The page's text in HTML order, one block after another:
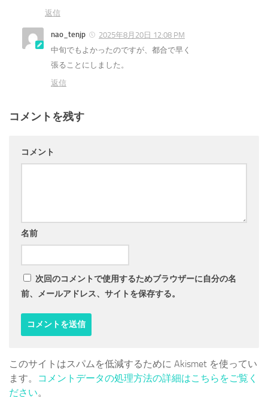
返信
nao_tenjp
2025年8月20日 12:08 PM
中旬でもよかったのですが、都合で早く
張ることにしました。
返信
コメントを残す
コメント
名前
次回のコメントで使用するためブラウザーに自分の名
前、メールアドレス、サイトを保存する。
このサイトはスパムを低減するために Akismet を使ってい
ます。
コメントデータの処理方法の詳細はこちらをご覧く
ださい。